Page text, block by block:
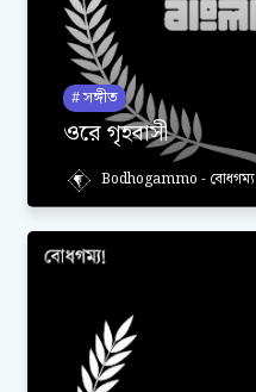
সঙ্গীত
ওরে গৃহবাসী
Bodhogammo - বোধগম্য